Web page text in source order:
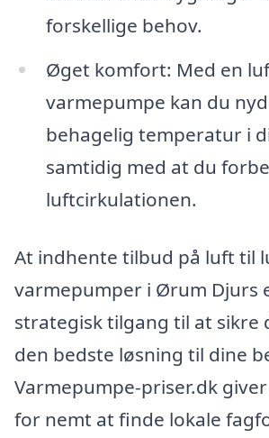
forskellige behov.
Øget komfort: Med en
varmepumpe kan du
behagelig temperatur i
samtidig med at du
luftcirkulationen.
At indhente tilbud på luft til
varmepumper i Ørum Djurs
strategisk tilgang til at sikre
den bedste løsning til dine
Varmepumpe-priser.dk
for nemt at finde lokale